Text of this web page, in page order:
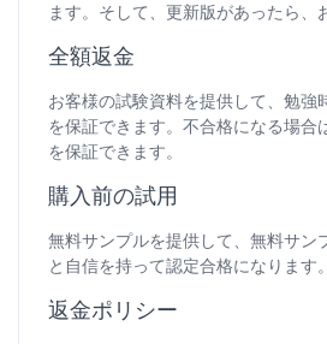
ます。そして、更新版があったら、
全額返金
お客様の試験資料を提供して、勉強
を保証できます。不合格になる場合
を保証できます。
購入前の試用
無料サンプルを提供して、無料サン
と自信を持って認定合格になります。
返金ポリシー